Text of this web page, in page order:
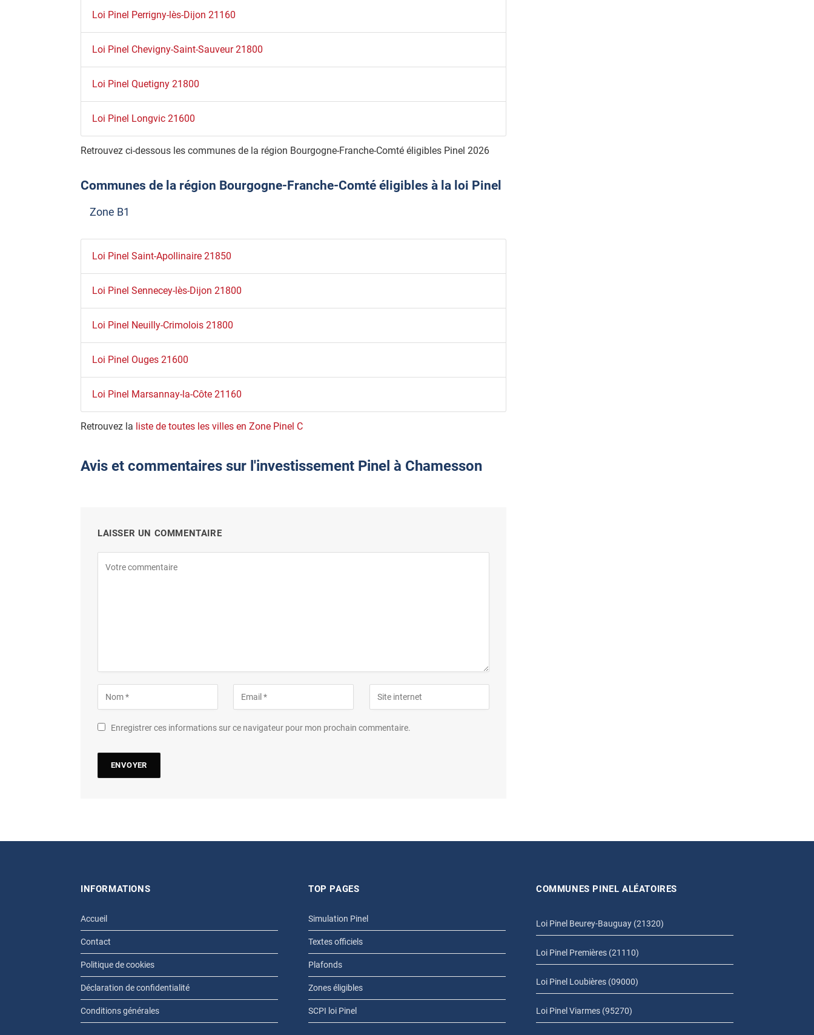
Loi Pinel Perrigny-lès-Dijon 21160
Loi Pinel Chevigny-Saint-Sauveur 21800
Loi Pinel Quetigny 21800
Loi Pinel Longvic 21600
Retrouvez ci-dessous les communes de la région Bourgogne-Franche-Comté éligibles Pinel 2026
Communes de la région Bourgogne-Franche-Comté éligibles à la loi Pinel
Zone B1
Loi Pinel Saint-Apollinaire 21850
Loi Pinel Sennecey-lès-Dijon 21800
Loi Pinel Neuilly-Crimolois 21800
Loi Pinel Ouges 21600
Loi Pinel Marsannay-la-Côte 21160
Retrouvez la liste de toutes les villes en Zone Pinel C
Avis et commentaires sur l'investissement Pinel à Chamesson
LAISSER UN COMMENTAIRE
Enregistrer ces informations sur ce navigateur pour mon prochain commentaire.
INFORMATIONS
Accueil
Contact
Politique de cookies
Déclaration de confidentialité
Conditions générales
TOP PAGES
Simulation Pinel
Textes officiels
Plafonds
Zones éligibles
SCPI loi Pinel
COMMUNES PINEL ALÉATOIRES
Loi Pinel Beurey-Bauguay (21320)
Loi Pinel Premières (21110)
Loi Pinel Loubières (09000)
Loi Pinel Viarmes (95270)